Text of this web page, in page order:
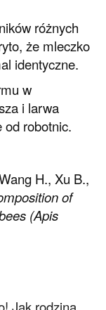
różnych
że mleczko
identyczne.
w
i larwa
od robotnic.
H., Xu B.,
of
(Apis
Jak rodzina